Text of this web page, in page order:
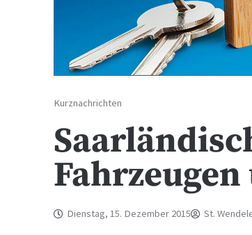
Kurznachrichten
Dienstag, 15. Dezember 2015 St.